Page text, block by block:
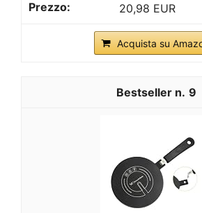
20,98 EUR
Acquista su
9